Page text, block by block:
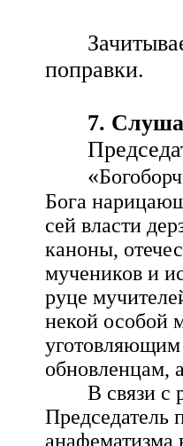
поправки.
7.
«
Бога
сей власти
каноны,
мучеников и
руце
некой особой
уготовляющим
обновленцам,
В связи с
Председатель
анафематизма